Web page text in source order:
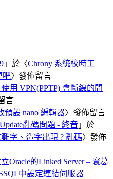
」於〈Chrony 系統校時工
吧〉發佈留言
用 VPN(PPTP) 會斷線的問
言
預設 nano 編輯器〉發佈留言
亂碼問題 - 終音 」於
字、造字出現 ? 亂碼〉發佈
Oracle的Linked Server – 寰葛
中設定連結伺服器